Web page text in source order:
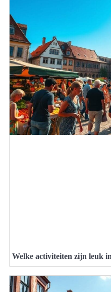
Welke activiteiten zijn leuk